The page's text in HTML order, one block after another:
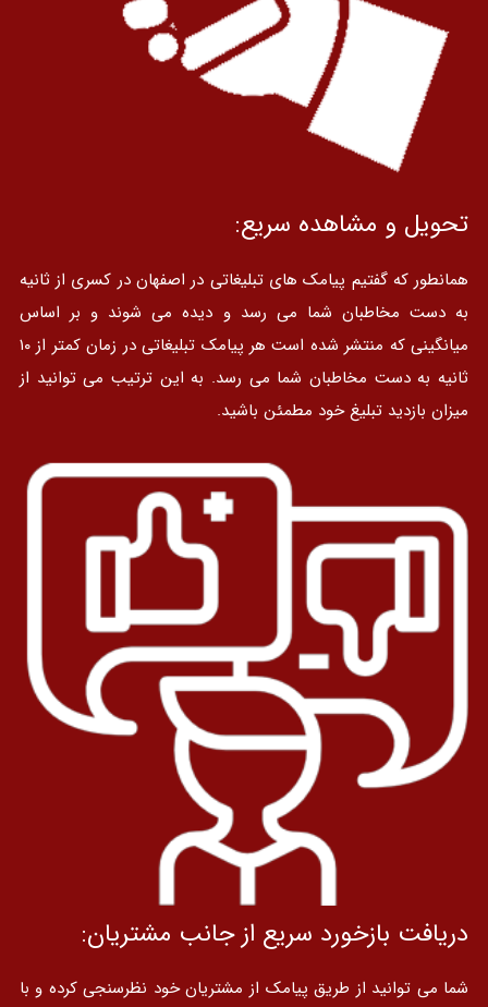
تحویل و مشاهده سریع:
همانطور که گفتیم پیامک های تبلیغاتی در اصفهان در کسری از ثانیه
به دست مخاطبان شما می رسد و دیده می شوند و بر اساس
میانگینی که منتشر شده است هر پیامک تبلیغاتی در زمان کمتر از ۱۰
ثانیه به دست مخاطبان شما می رسد. به این ترتیب می توانید از
میزان بازدید تبلیغ خود مطمئن باشید.
دریافت بازخورد سریع از جانب مشتریان:
شما می توانید از طریق پیامک از مشتریان خود نظرسنجی کرده و با